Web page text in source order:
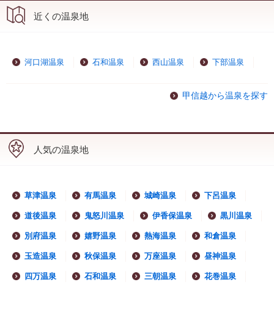
近くの温泉地
河口湖温泉 石和温泉 西山温泉 下部温泉
甲信越から温泉を探す
人気の温泉地
草津温泉 有馬温泉 城崎温泉 下呂温泉
道後温泉 鬼怒川温泉 伊香保温泉 黒川温泉
別府温泉 嬉野温泉 熱海温泉 和倉温泉
玉造温泉 秋保温泉 万座温泉 昼神温泉
四万温泉 石和温泉 三朝温泉 花巻温泉